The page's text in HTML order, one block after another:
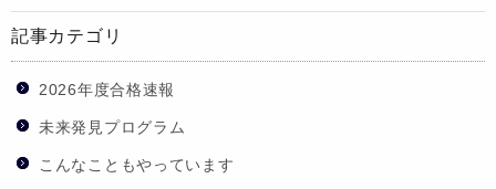
記事カテゴリ
2026年度合格速報
未来発見プログラム
こんなこともやっています